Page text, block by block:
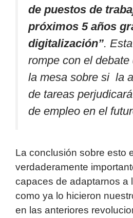
de puestos de
próximos 5 años
digitalización”.
rompe con el
la mesa sobre si la
de tareas
de empleo en el
La conclusión sobre esto
verdaderamente
capaces de adaptarnos a
como ya lo hicieron
en las anteriores